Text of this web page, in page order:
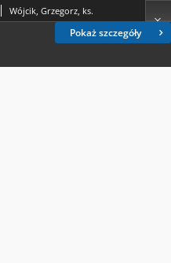
Pokaż szczegóły
Wójcik, Grzegorz, ks.